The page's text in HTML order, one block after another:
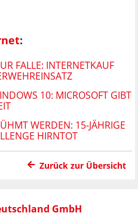
:
FALLE: INTERNETKAUF
10: MICROSOFT GIBT
WERDEN: 15-JÄHRIGE
HIRNTOT
Zurück zur Übersicht
GmbH